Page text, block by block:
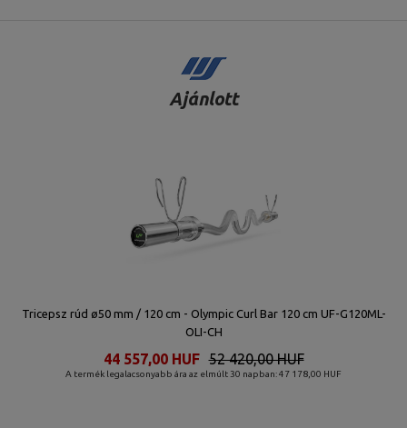
Ajánlott
Tricepsz rúd ø50 mm / 120 cm - Olympic Curl Bar 120 cm UF-G120ML-
OLI-CH
A termék legalacsonyabb ára az elmúlt 30 napban: 47 178,00 HUF
52 420,00 HUF
44 557,00 HUF